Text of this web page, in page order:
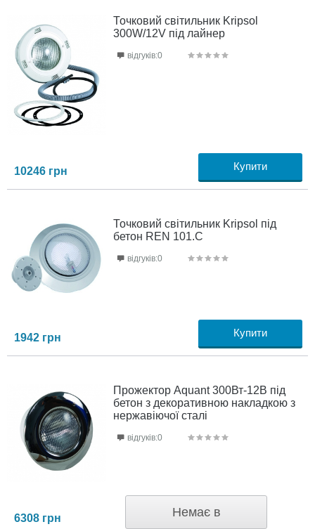
Точковий світильник Kripsol
300W/12V під лайнер
10246 грн Купити
відгуків:0
Точковий світильник Kripsol під
бетон REN 101.C
1942 грн Купити
відгуків:0
Прожектор Aquant 300Вт-12В під
бетон з декоративною накладкою з
нержавіючої сталі
6308 грн Немає в
відгуків:0